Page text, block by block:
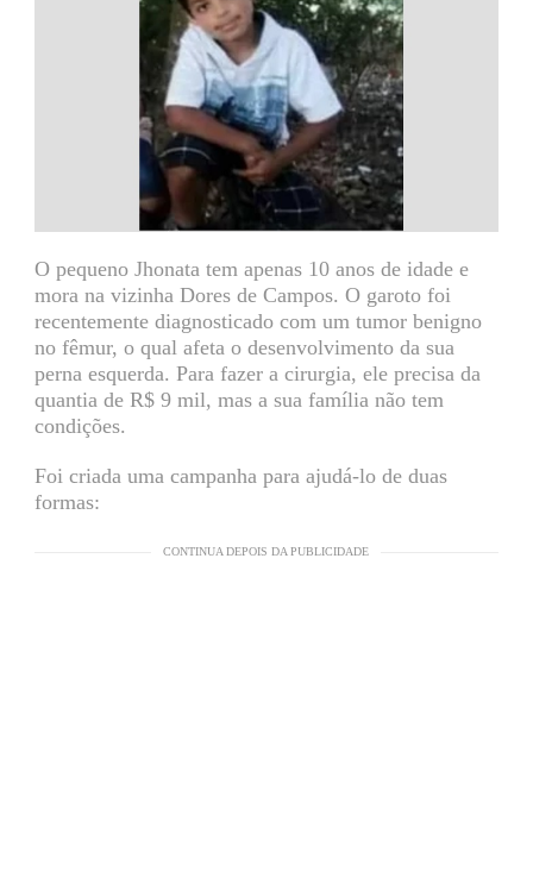
O pequeno Jhonata tem apenas 10 anos de idade e
mora na vizinha Dores de Campos. O garoto foi
recentemente diagnosticado com um tumor benigno
no fêmur, o qual afeta o desenvolvimento da sua
perna esquerda. Para fazer a cirurgia, ele precisa da
quantia de R$ 9 mil, mas a sua família não tem
condições.
Foi criada uma campanha para ajudá-lo de duas
formas:
CONTINUA DEPOIS DA PUBLICIDADE